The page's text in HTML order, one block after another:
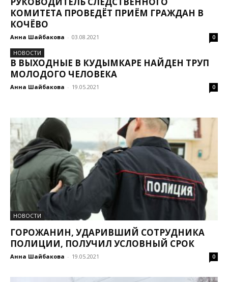
КОМИТЕТА ПРОВЕДЁТ ПРИЁМ ГРАЖДАН В
КОЧЁВО
Анна Шайбакова - 03.08.2021 0
НОВОСТИ
В ВЫХОДНЫЕ В КУДЫМКАРЕ НАЙДЕН ТРУП
МОЛОДОГО ЧЕЛОВЕКА
Анна Шайбакова - 19.05.2021 0
НОВОСТИ
ГОРОЖАНИН, УДАРИВШИЙ СОТРУДНИКА
ПОЛИЦИИ, ПОЛУЧИЛ УСЛОВНЫЙ СРОК
Анна Шайбакова - 19.05.2021 0